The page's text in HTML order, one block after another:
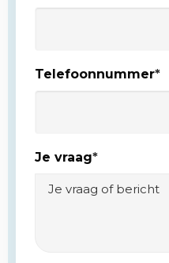
Telefoonnummer*
Je vraag*